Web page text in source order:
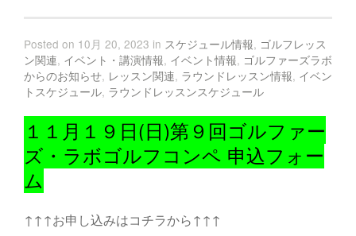
Posted on 10月 20, 2023 in スケジュール情報, ゴルフレッス
ン関連, イベント・講演情報, イベント情報, ゴルファーズラボ
からのお知らせ, レッスン関連, ラウンドレッスン情報, イベン
トスケジュール, ラウンドレッスンスケジュール
１１月１９日(日)第９回ゴルファー
ズ・ラボゴルフコンペ 申込フォー
ム
↑↑↑お申し込みはコチラから↑↑↑